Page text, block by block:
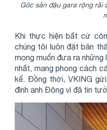
Góc sân đậu gara rộng rãi
Khi thực hiện bất cứ
chúng tôi luôn đặt bản
mong muốn đưa ra
nhất, mang phong cách
kế. Đồng thời, VKING
đình anh Đông vì đã tin